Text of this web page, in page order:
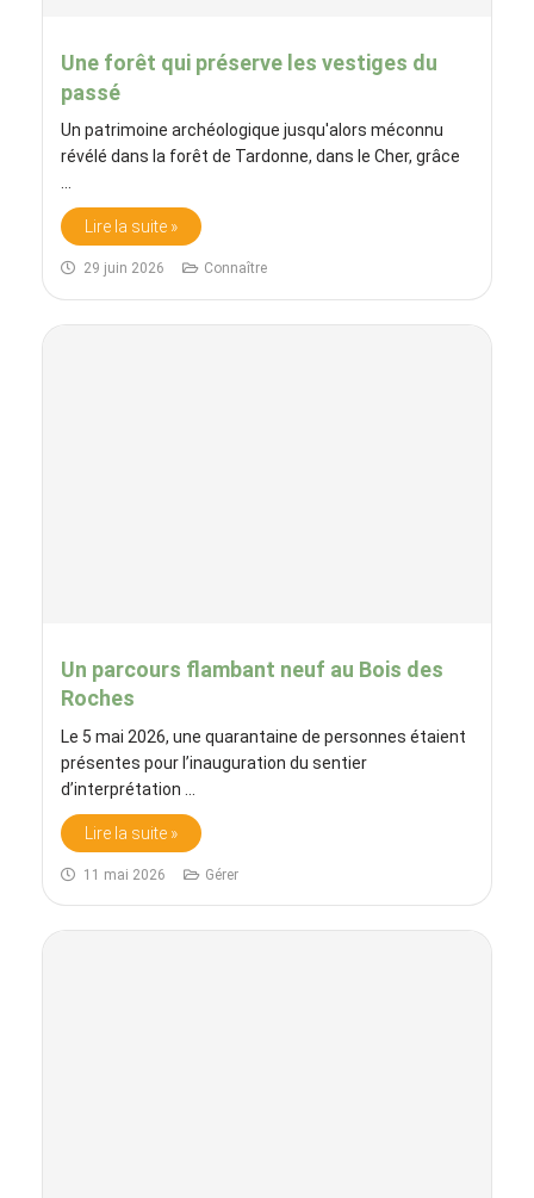
Une forêt qui préserve les vestiges du
passé
Un patrimoine archéologique jusqu'alors méconnu
révélé dans la forêt de Tardonne, dans le Cher, grâce
...
Lire la suite »
29 juin 2026 Connaître
Un parcours flambant neuf au Bois des
Roches
Le 5 mai 2026, une quarantaine de personnes étaient
présentes pour l’inauguration du sentier
d’interprétation ...
Lire la suite »
11 mai 2026 Gérer